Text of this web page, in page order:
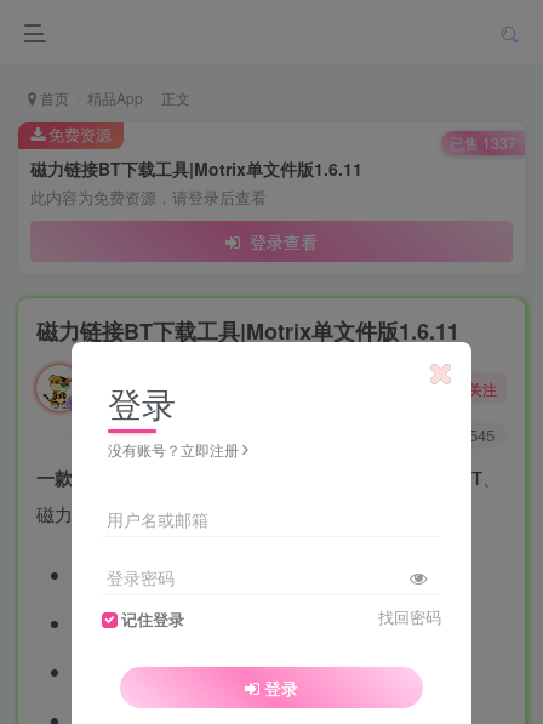
首页 精品App 正文
磁力链接BT下载工具|Motrix单文件版1.6.11
此内容为免费资源，请登录后查看
登录查看
免费资源 已售 1337
磁力链接BT下载工具|Motrix单文件版1.6.11
酒醒只在花前坐，酒醉还来花下眠。
关注
545
一款全能的下载工具
支持下载 HTTP/HTTPS、FTP、BT、
磁力链接等资源
简洁明了的图形操作界面
支持BT和磁力链任务
支持选择性下载BT部分文件
登录
没有账号？立即注册
用户名或邮箱
登录密码
记住登录 找回密码
登录